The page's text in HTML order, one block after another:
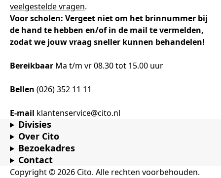
veelgestelde vragen.
Voor scholen: Vergeet niet om het brinnummer bij
de hand te hebben en/of in de mail te vermelden,
zodat we jouw vraag sneller kunnen behandelen!
Bereikbaar Ma t/m vr 08.30 tot 15.00 uur
Bellen (026) 352 11 11
E-mail klantenservice@cito.nl
Divisies
Over Cito
Bezoekadres
Contact
Copyright © 2026 Cito. Alle rechten voorbehouden.